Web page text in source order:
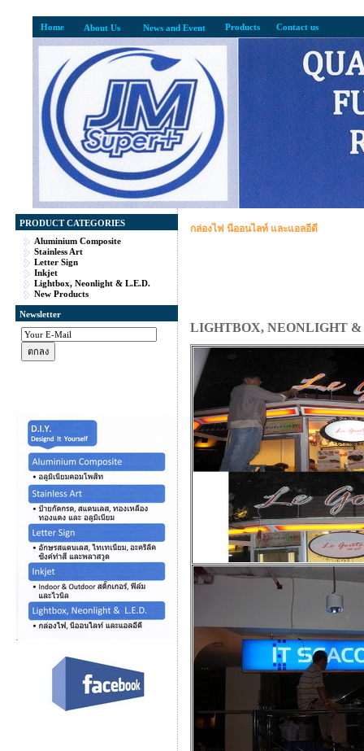
Home About Us News and Event Products Contact us
PRODUCT CATEGORIES
Aluminium Composite
Stainless Art
Letter Sign
Inkjet
Lightbox, Neonlight & L.E.D.
New Products
Newsletter
กล่องไฟ นีออนไลท์ และแอลอีดี
LIGHTBOX, NEONLIGHT &